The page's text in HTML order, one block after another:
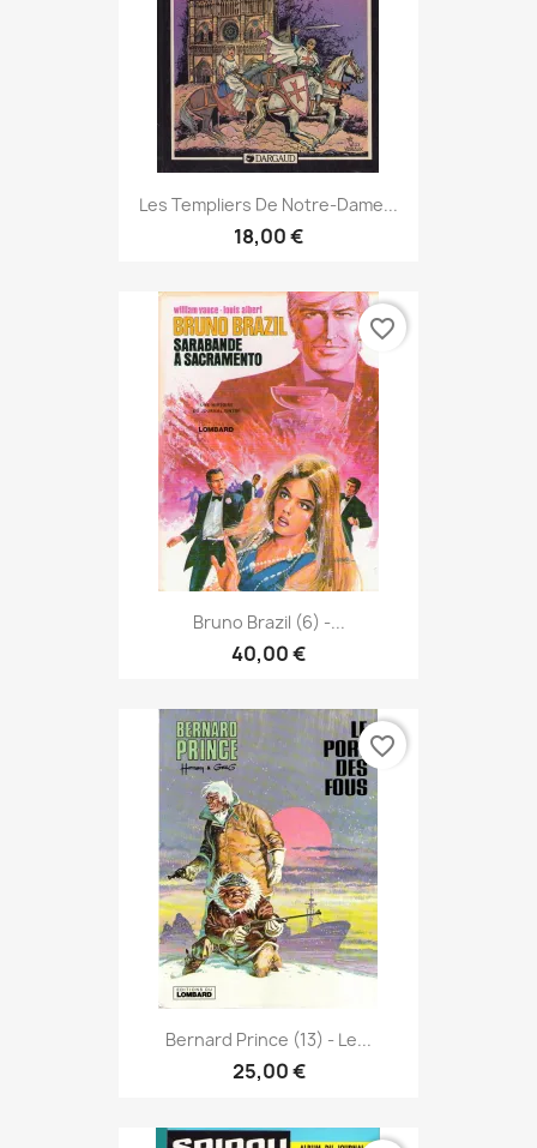
Les Templiers De Notre-Dame...
18,00 €
Bruno Brazil (6) -...
40,00 €
favorite_border
Bernard Prince (13) - Le...
25,00 €
favorite_border